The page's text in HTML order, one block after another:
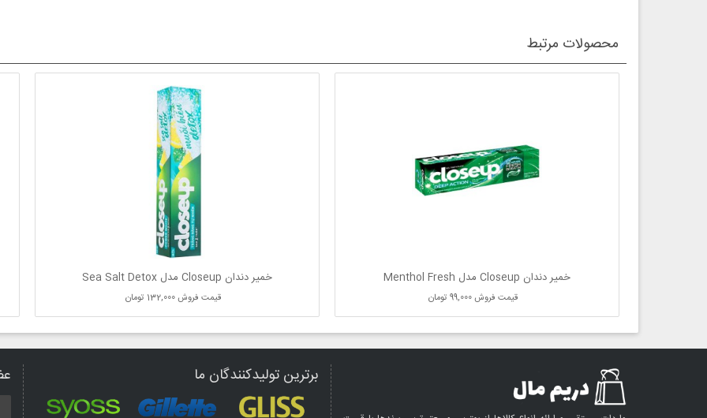
محصولات مرتبط
خمیر دندان Closeup مدل Sea Salt Detox
قیمت فروش132,000 تومان
خمیر دندان Closeup مدل Menthol Fresh
قیمت فروش99,000 تومان
برترین تولیدکنندگان ما